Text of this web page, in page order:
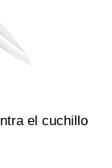
el cuchillo